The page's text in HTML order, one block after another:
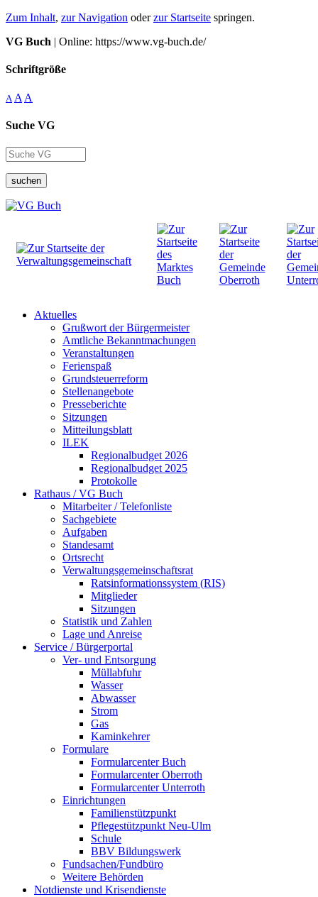
Zum Inhalt, zur Navigation oderzur Startseite springen.
VG Buch | Online: https://www.vg-buch.de/
Schriftgröße
A A A
Suche VG
suchen
Aktuelles
Grußwort der Bürgermeister
Amtliche Bekanntmachungen
Veranstaltungen
Ferienspaß
Grundsteuerreform
Stellenangebote
Presseberichte
Sitzungen
Mitteilungsblatt
ILEK
Regionalbudget 2026
Regionalbudget 2025
Protokolle
Rathaus / VG Buch
Mitarbeiter / Telefonliste
Sachgebiete
Aufgaben
Standesamt
Ortsrecht
Verwaltungsgemeinschaftsrat
Ratsinformationssystem (RIS)
Mitglieder
Sitzungen
Statistik und Zahlen
Lage und Anreise
Service / Bürgerportal
Ver- und Entsorgung
Müllabfuhr
Wasser
Abwasser
Strom
Gas
Kaminkehrer
Formulare
Formularcenter Buch
Formularcenter Oberroth
Formularcenter Unterroth
Einrichtungen
Familienstützpunkt
Pflegestützpunkt Neu-Ulm
Schule
BBV Bildungswerk
Fundsachen/Fundbüro
Weitere Behörden
Notdienste und Krisendienste